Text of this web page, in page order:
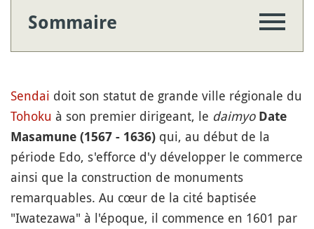
Sommaire
Sendai doit son statut de grande ville régionale du
Tohoku à son premier dirigeant, le daimyo Date
Masamune (1567 - 1636) qui, au début de la
période Edo, s'efforce d'y développer le commerce
ainsi que la construction de monuments
remarquables. Au cœur de la cité baptisée
"Iwatezawa" à l'époque, il commence en 1601 par